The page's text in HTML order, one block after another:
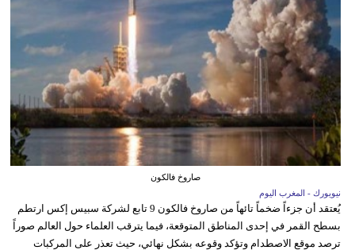
صاروخ فالكون
نيويورك - المغرب اليوم
يُعتقد أن جزءاً ضخماً تائهاً من صاروخ فالكون 9 تابع لشركة سبيس إكس ارتطم
بسطح القمر في إحدى المناطق المتوقعة، فيما يترقب العلماء حول العالم صوراً
ترصد موقع الاصطدام وتؤكد وقوعه بشكل نهائي، حيث تعذر على المركبات